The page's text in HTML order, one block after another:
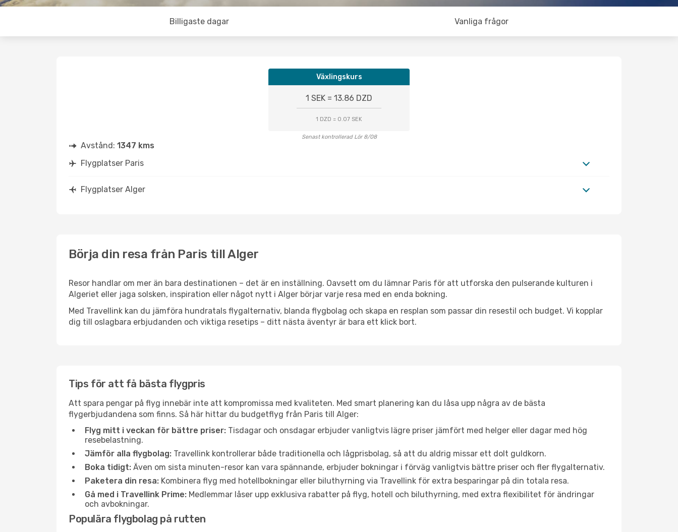
Billigaste dagar Vanliga frågor
Växlingskurs
1 SEK = 13.86 DZD
1 DZD = 0.07 SEK
Senast kontrollerad Lör 8/08
Avstånd: 1347 kms
Flygplatser Paris
Flygplatser Alger
Börja din resa från Paris till Alger
Resor handlar om mer än bara destinationen – det är en inställning. Oavsett om du lämnar Paris för att utforska den pulserande kulturen i
Algeriet eller jaga solsken, inspiration eller något nytt i Alger börjar varje resa med en enda bokning.
Med Travellink kan du jämföra hundratals flygalternativ, blanda flygbolag och skapa en resplan som passar din resestil och budget. Vi kopplar
dig till oslagbara erbjudanden och viktiga resetips – ditt nästa äventyr är bara ett klick bort.
Tips för att få bästa flygpris
Att spara pengar på flyg innebär inte att kompromissa med kvaliteten. Med smart planering kan du låsa upp några av de bästa
flygerbjudandena som finns. Så här hittar du budgetflyg från Paris till Alger:
Flyg mitt i veckan för bättre priser: Tisdagar och onsdagar erbjuder vanligtvis lägre priser jämfört med helger eller dagar med hög
resebelastning.
Jämför alla flygbolag: Travellink kontrollerar både traditionella och lågprisbolag, så att du aldrig missar ett dolt guldkorn.
Boka tidigt: Även om sista minuten-resor kan vara spännande, erbjuder bokningar i förväg vanligtvis bättre priser och fler flygalternativ.
Paketera din resa: Kombinera flyg med hotellbokningar eller biluthyrning via Travellink för extra besparingar på din totala resa.
Gå med i Travellink Prime: Medlemmar låser upp exklusiva rabatter på flyg, hotell och biluthyrning, med extra flexibilitet för ändringar
och avbokningar.
Populära flygbolag på rutten